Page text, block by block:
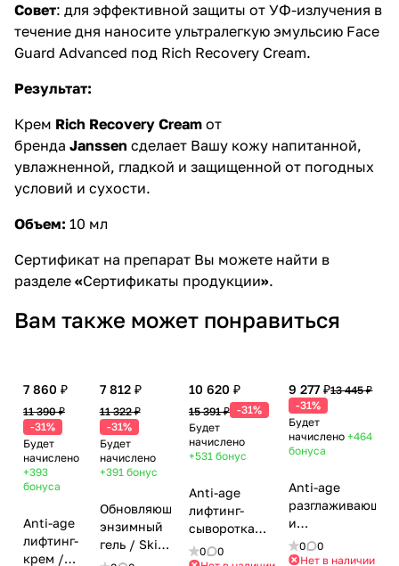
Совет: для эффективной защиты от УФ-излучения в
течение дня наносите ультралегкую эмульсию Face
Guard Advanced под Rich Recovery Cream.
Результат:
Крем Rich Recovery Cream от
бренда Janssen сделает Вашу кожу напитанной,
увлажненной, гладкой и защищенной от погодных
условий и сухости.
Объем: 10 мл
Сертификат на препарат Вы можете найти в
разделе «Сертификаты продукции».
Вам также может понравиться
7 860 ₽
11 390 ₽
-31%
Будет
начислено
+393
бонуса
Anti-age
лифтинг-
крем /
7 812 ₽
11 322 ₽
-31%
Будет
начислено
+391 бонус
Обновляющий
энзимный
гель / Skin
Refining
10 620 ₽
15 391 ₽ -31%
Будет
начислено
+531 бонус
Anti-age
лифтинг-
сыворотка
мгновенного
0
0
9 277 ₽13 445 ₽
-31%
Будет
начислено +464
бонуса
Anti-age
разглаживающая
и
укрепляющая
сыворотка /
0
0
Нет в наличии